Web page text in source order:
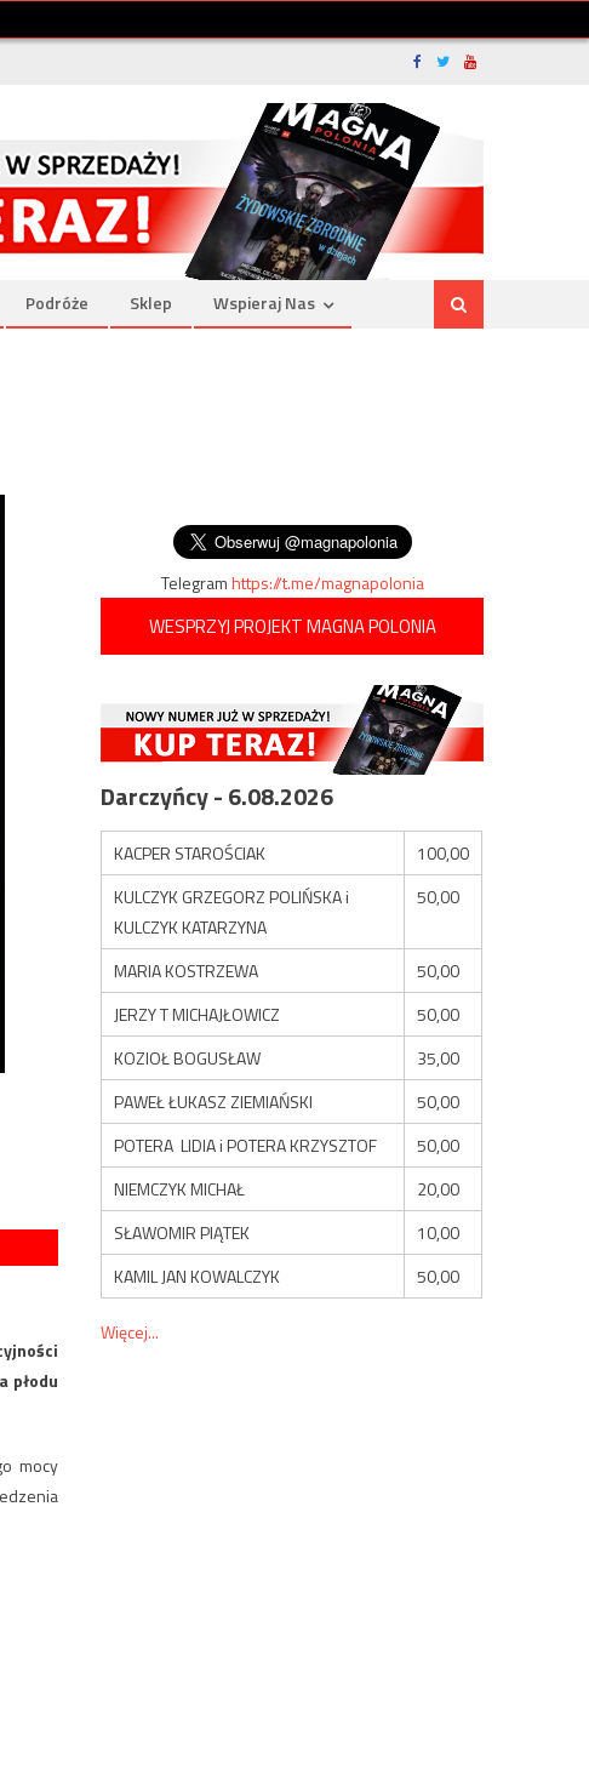
Podróże Sklep Wspieraj Nas
płodu
mocy
Telegramhttps://t.me/magnapolonia
WESPRZYJ PROJEKT MAGNA POLONIA
Darczyńcy - 6.08.2026
KACPER STAROŚCIAK
100,00
KULCZYK GRZEGORZ POLIŃSKA i
KULCZYK KATARZYNA
50,00
MARIA KOSTRZEWA
50,00
JERZY T MICHAJŁOWICZ
50,00
KOZIOŁ BOGUSŁAW
35,00
PAWEŁ ŁUKASZ ZIEMIAŃSKI
50,00
POTERA LIDIA i POTERA KRZYSZTOF
50,00
NIEMCZYK MICHAŁ
20,00
SŁAWOMIR PIĄTEK
10,00
KAMIL JAN KOWALCZYK
50,00
Więcej...